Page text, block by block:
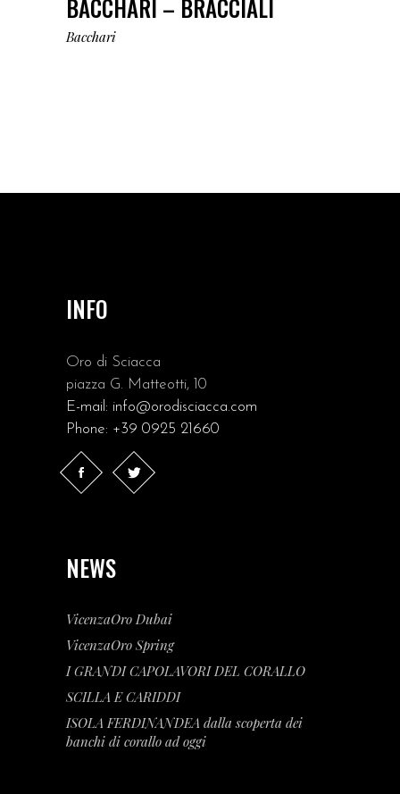
BACCHARI – BRACCIALI
Bacchari
INFO
Oro di Sciacca
piazza G. Matteotti, 10
E-mail: info@orodisciacca.com
Phone: +39 0925 21660
NEWS
VicenzaOro Dubai
VicenzaOro Spring
I GRANDI CAPOLAVORI DEL CORALLO
SCILLA E CARIDDI
ISOLA FERDINANDEA dalla scoperta dei
banchi di corallo ad oggi